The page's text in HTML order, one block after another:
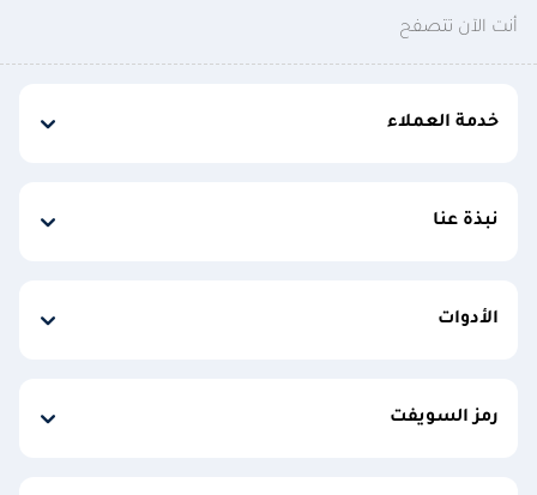
أنت الآن تتصفح
خدمة العملاء
نبذة عنا
الأدوات
رمز السويفت